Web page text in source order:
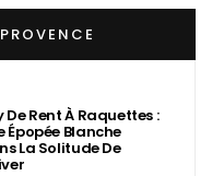
De Rent À Raquettes :
Épopée Blanche
La Solitude De